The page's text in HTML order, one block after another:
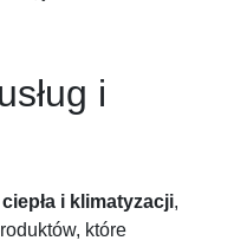
i
i klimatyzacji,
które